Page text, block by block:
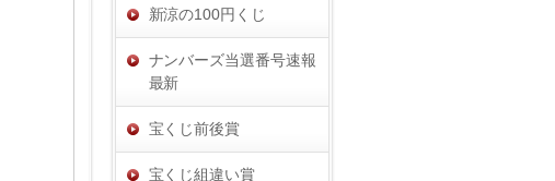
新涼の100円くじ
ナンバーズ当選番号速報
最新
宝くじ前後賞
宝くじ組違い賞